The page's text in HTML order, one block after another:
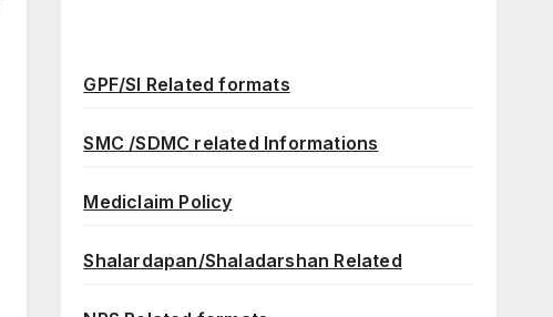
GPF/SI Related formats
SMC /SDMC related Informations
Mediclaim Policy
Shalardapan/Shaladarshan Related